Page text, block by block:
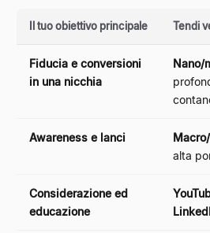
Il tuo obiettivo principale Tendi
Fiducia e conversioni
in una nicchia
Nano/
Awareness e lanci
alta
Considerazione ed
educazione